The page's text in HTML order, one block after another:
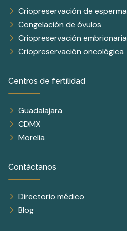
Criopreservación de esperma
Congelación de óvulos
Criopreservación embrionaria
Criopreservación oncológica
Centros de fertilidad
Guadalajara
CDMX
Morelia
Contáctanos
Directorio médico
Blog